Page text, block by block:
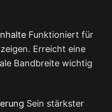
Funktioniert für
Erreicht eine
Bandbreite wichtig
Sein stärkster